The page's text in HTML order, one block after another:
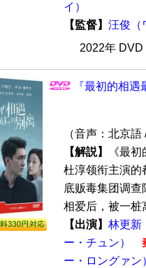
イ）
【監督】 汪俊（
2022年
『最初的相
（音声：北京
【解説】
《最
杜淳领衔主演的
底贩毒集团调查
相爱后，被一桩
【出演】 林更新
ー・チュン）
ー・ロングァン